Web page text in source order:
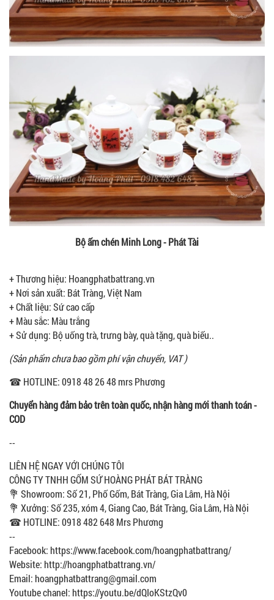
Bộ ấm chén Minh Long - Phát Tài
+ Thương hiệu: Hoangphatbattrang.vn
+ Nơi sản xuất: Bát Tràng, Việt Nam
+ Chất liệu: Sứ cao cấp
+ Màu sắc: Màu trắng
+ Sử dụng: Bộ uống trà, trưng bày, quà tặng, quà biếu..
(Sản phẩm chưa bao gồm phí vận chuyển, VAT )
☎ HOTLINE: 0918 48 26 48 mrs Phương
Chuyển hàng đảm bảo trên toàn quốc, nhận hàng mới thanh toán -
COD
--
LIÊN HỆ NGAY VỚI CHÚNG TÔI
CÔNG TY TNHH GỐM SỨ HOÀNG PHÁT BÁT TRÀNG
💐 Showroom: Số 21, Phố Gốm, Bát Tràng, Gia Lâm, Hà Nội
💐 Xưởng: Số 235, xóm 4, Giang Cao, Bát Tràng, Gia Lâm, Hà Nội
☎ HOTLINE: 0918 482 648 Mrs Phương
--
Facebook: https://www.facebook.com/hoangphatbattrang/
Website: http://hoangphatbattrang.vn/
Email: hoangphatbattrang@gmail.com
Youtube chanel: https://youtu.be/dQIoKStzQv0